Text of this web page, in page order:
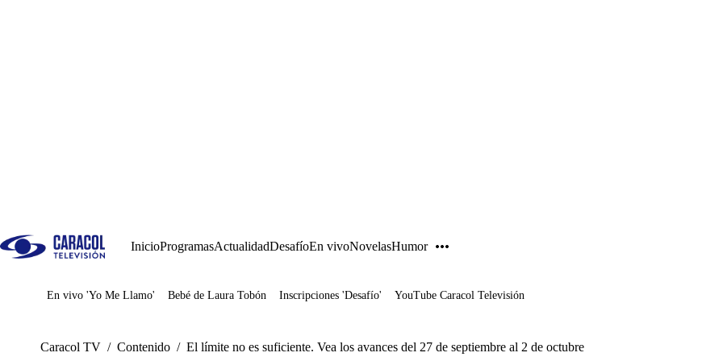
InicioProgramasActualidadDesafíoEn vivoNovelasHumor
Juegos
En vivo 'Yo Me Llamo' Bebé de Laura Tobón Inscripciones 'Desafío' YouTube Caracol Televisión
Caracol TV / Contenido / El límite no es suficiente. Vea los avances del 27 de septiembre al 2 de octubre